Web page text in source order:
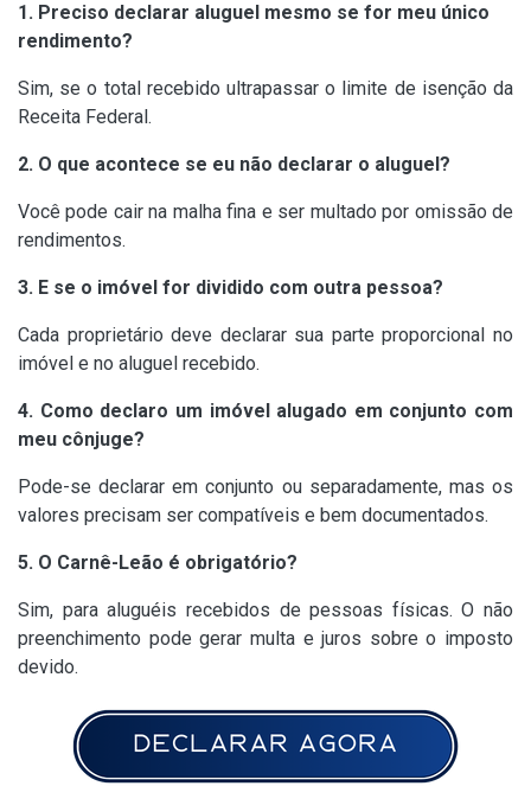
1. Preciso declarar aluguel mesmo se for meu único
rendimento?
Sim, se o total recebido ultrapassar o limite de isenção da
Receita Federal.
2. O que acontece se eu não declarar o aluguel?
Você pode cair na malha fina e ser multado por omissão de
rendimentos.
3. E se o imóvel for dividido com outra pessoa?
Cada proprietário deve declarar sua parte proporcional no
imóvel e no aluguel recebido.
4. Como declaro um imóvel alugado em conjunto com
meu cônjuge?
Pode-se declarar em conjunto ou separadamente, mas os
valores precisam ser compatíveis e bem documentados.
5. O Carnê-Leão é obrigatório?
Sim, para aluguéis recebidos de pessoas físicas. O não
preenchimento pode gerar multa e juros sobre o imposto
devido.